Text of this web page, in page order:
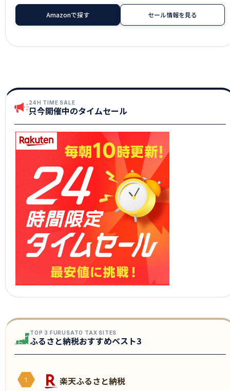
Amazonで探す セール情報を見る
24H TIME SALE
只今開催中のタイムセール
TOP 3 FURUSATO TAX SITES
ふるさと納税おすすめベスト3
1 楽天ふるさと納税